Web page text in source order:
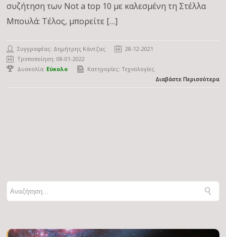
συζήτηση των Not a top 10 με καλεσμένη τη Στέλλα
Μπουλά: Τέλος, μπορείτε […]
Συγγραφέας: Δημήτρης Κάντζας
28-12-2021
Τροποποίηση: 08-01-2022
Δυσκολία: Εύκολο Κατηγορίες:Τεχνολογίες
Διαβάστε Περισσότερα